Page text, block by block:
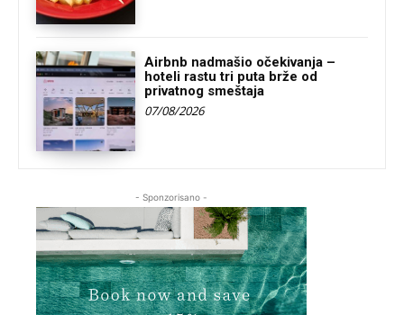
Airbnb nadmašio očekivanja –
hoteli rastu tri puta brže od
privatnog smeštaja
07/08/2026
- Sponzorisano -